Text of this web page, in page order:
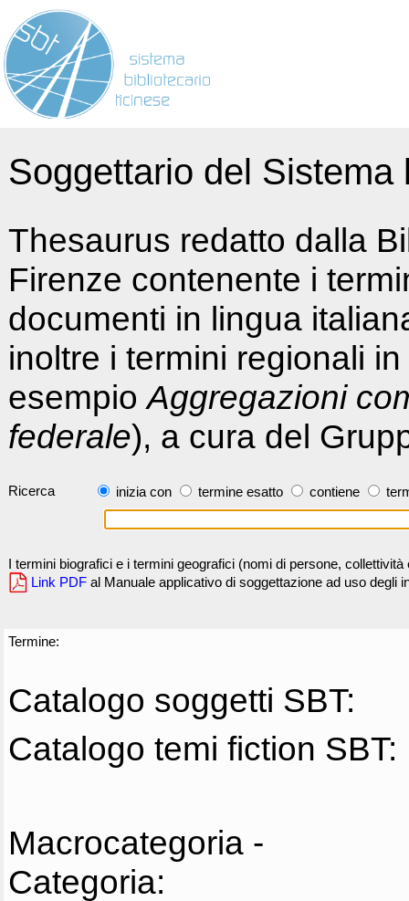
Soggettario del
Thesaurus redatto dalla
Firenze contenente i
documenti in lingua
inoltre i termini regionali
esempioAggregazioni
federale), a cura del
Ricerca inizia con termine esatto contiene
I termini biografici e i termini geografici (nomi di persone,
Link PDF al Manuale applicativo di soggettazione ad uso degli
Termine:
Catalogo soggetti SBT:
Catalogo temi fiction SBT:
Macrocategoria -
Categoria: